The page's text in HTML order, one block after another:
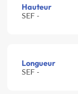
Hauteur
SEF -
Longueur
SEF -